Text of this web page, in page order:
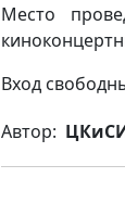
Место
Вход
Автор: